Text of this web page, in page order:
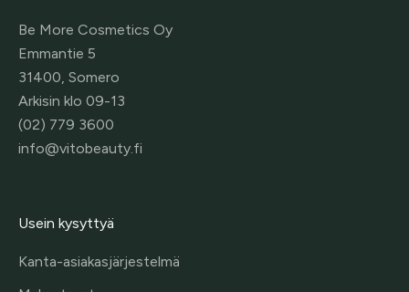
Be More Cosmetics Oy
Emmantie 5
31400, Somero
Arkisin klo 09-13
(02) 779 3600
info@vitobeauty.fi
Usein kysyttyä
Kanta-asiakasjärjestelmä